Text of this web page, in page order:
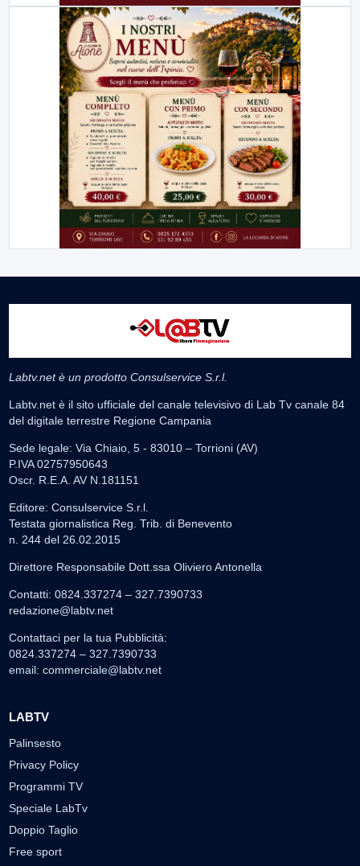
Labtv.net è un prodotto Consulservice S.r.l.
Labtv.net è il sito ufficiale del canale televisivo di Lab Tv canale 84
del digitale terrestre Regione Campania
Sede legale: Via Chiaio, 5 - 83010 – Torrioni (AV)
P.IVA 02757950643
Oscr. R.E.A. AV N.181151
Editore: Consulservice S.r.l.
Testata giornalistica Reg. Trib. di Benevento
n. 244 del 26.02.2015
Direttore Responsabile Dott.ssa Oliviero Antonella
Contatti: 0824.337274 – 327.7390733
redazione@labtv.net
Contattaci per la tua Pubblicità:
0824.337274 – 327.7390733
email: commerciale@labtv.net
LABTV
Palinsesto
Privacy Policy
Programmi TV
Speciale LabTv
Doppio Taglio
Free sport